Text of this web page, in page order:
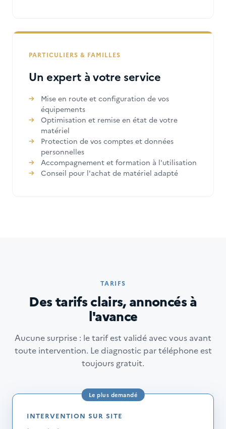
PARTICULIERS & FAMILLES
Un expert à votre service
Mise en route et configuration de vos
équipements
Optimisation et remise en état de votre
matériel
Protection de vos comptes et données
personnelles
Accompagnement et formation à l'utilisation
Conseil pour l'achat de matériel adapté
TARIFS
Des tarifs clairs, annoncés à
l'avance
Aucune surprise : le tarif est validé avec vous avant
toute intervention. Le diagnostic par téléphone est
toujours gratuit.
INTERVENTION SUR SITE